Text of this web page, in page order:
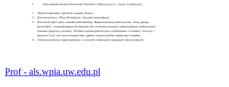
Prof - als.wpia.uw.edu.pl